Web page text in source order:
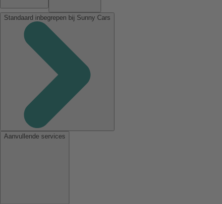
Standaard inbegrepen bij Sunny Cars
Aanvullende services